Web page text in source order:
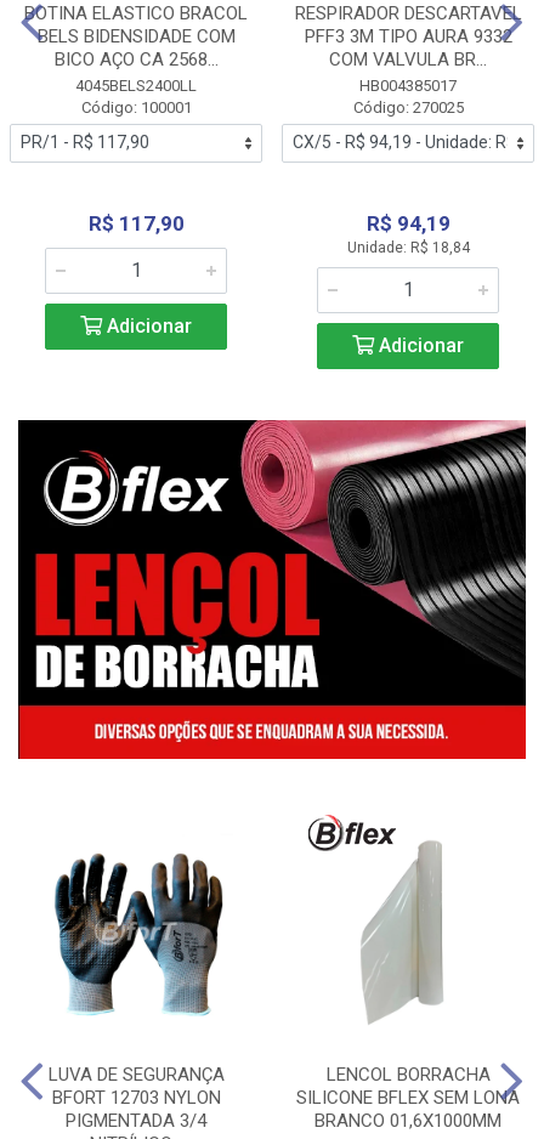
BOTINA ELASTICO BRACOL
BELS BIDENSIDADE COM
BICO AÇO CA 2568...
4045BELS2400LL
Código: 100001
R$ 117,90
Adicionar
RESPIRADOR DESCARTAVEL
PFF3 3M TIPO AURA 9332
COM VALVULA BR...
HB004385017
Código: 270025
R$ 94,19
Unidade: R$ 18,84
Adicionar
LUVA DE SEGURANÇA
BFORT 12703 NYLON
PIGMENTADA 3/4
LENCOL BORRACHA
SILICONE BFLEX SEM LONA
BRANCO 01,6X1000MM